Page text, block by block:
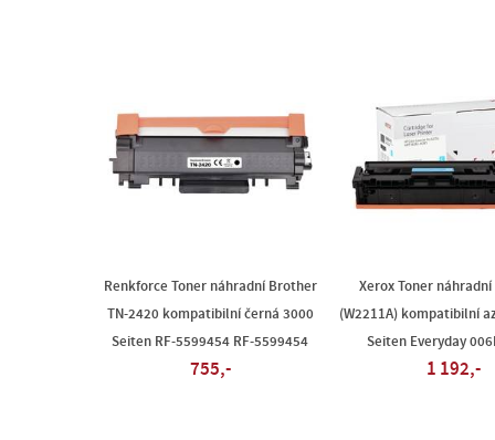
Renkforce Toner náhradní Brother
TN-2420 kompatibilní černá 3000
Seiten RF-5599454 RF-5599454
755,-
Xerox Toner náhradní
(W2211A) kompatibilní
Seiten Everyday
1 192,-